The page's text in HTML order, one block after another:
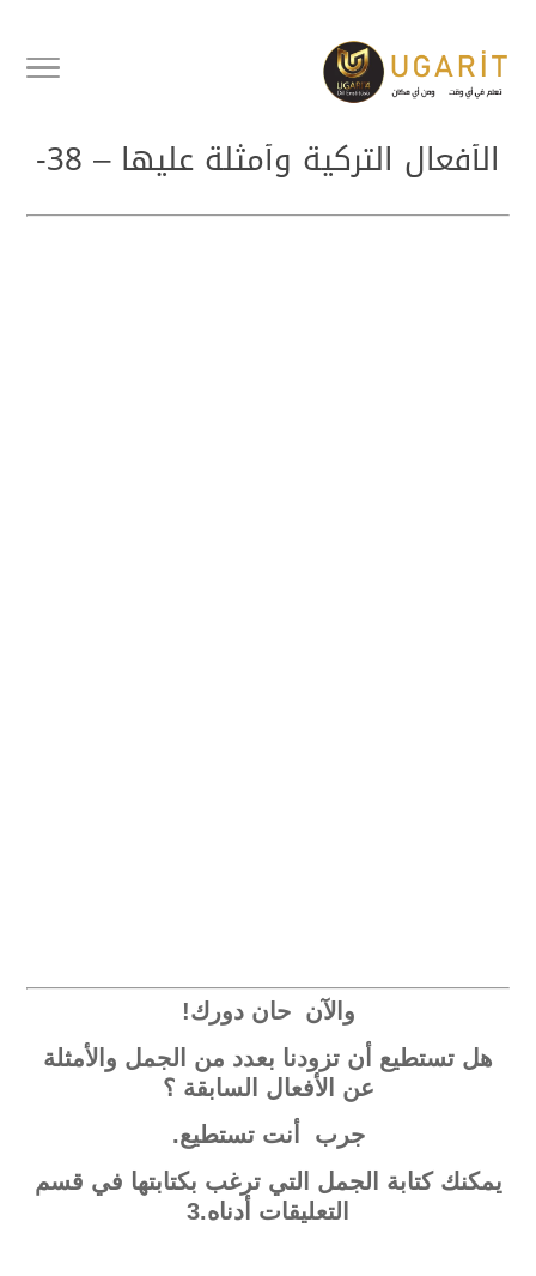
أفعال تركية مهمة وشائعة سلسلة
الأفعال التركية وأمثلة عليها – 38-
والآن حان دورك!
هل تستطيع أن تزودنا بعدد من الجمل والأمثلة
عن الأفعال السابقة ؟
جرب أنت تستطيع.
يمكنك كتابة الجمل التي ترغب بكتابتها في قسم
التعليقات أدناه.3